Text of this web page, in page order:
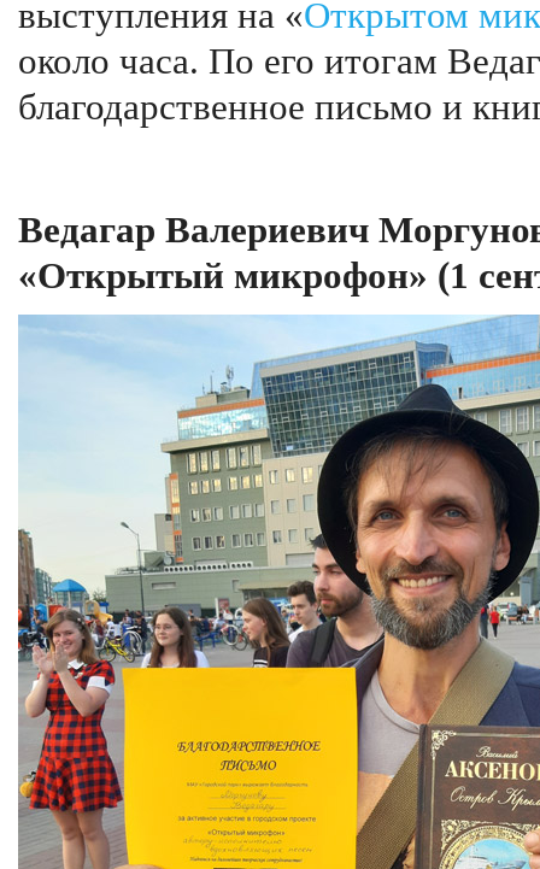
выступления на «Открытом
около часа. По его итогам
благодарственное письмо и
Ведагар Валериевич
«Открытый микрофон» (1